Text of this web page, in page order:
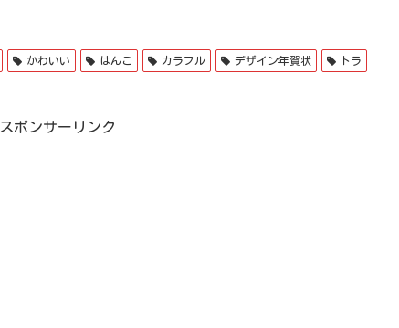
かわいい はんこ カラフル デザイン年賀状 トラ
スポンサーリンク